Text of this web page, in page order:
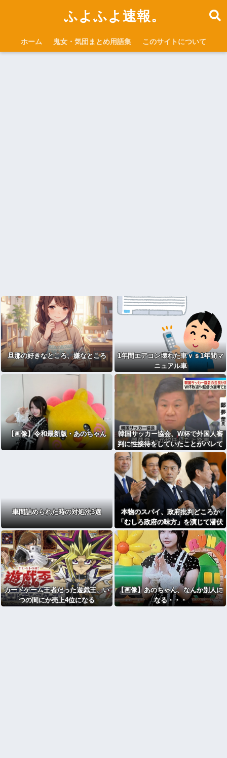
ふよふよ速報。
ホーム 鬼女・気団まとめ用語集 このサイトについて
旦那の好きなところ、嫌なところ
1年間エアコン壊れた車ｖｓ1年間マ
ニュアル車
【画像】令和最新版・あのちゃん
韓国サッカー協会、W杯で外国人審
判に性接待をしていたことがバレて
大炎上
車間詰められた時の対処法3選
本物のスパイ、政府批判どころか
「むしろ政府の味方」を演じて潜伏
することが判明
カードゲーム王者だった遊戯王、い
つの間にか売上4位になる
【画像】あのちゃん、なんか別人に
なる・・・